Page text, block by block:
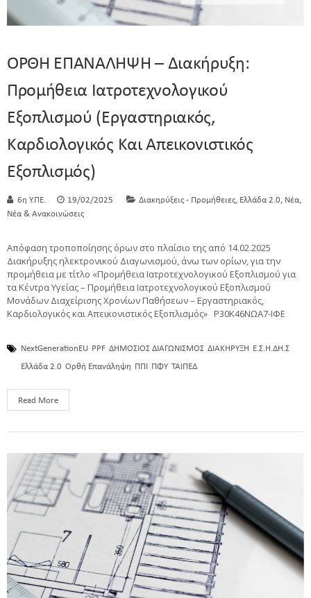
ΟΡΘΗ ΕΠΑΝΑΛΗΨΗ – Διακήρυξη:
Προμήθεια Ιατροτεχνολογικού
Εξοπλισμού (Εργαστηριακός,
Καρδιολογικός Και Απεικονιστικός
Εξοπλισμός)
6η Υ.ΠΕ. 19/02/2025 Διακηρύξεις - Προμήθειες, Ελλάδα 2.0, Νέα,
Νέα & Ανακοινώσεις
Απόφαση τροποποίησης όρων στο πλαίσιο της από 14.02.2025
Διακήρυξης ηλεκτρονικού Διαγωνισμού, άνω των ορίων, για την
προμήθεια με τίτλο «Προμήθεια Ιατροτεχνολογικού Εξοπλισμού για
τα Κέντρα Υγείας – Προμήθεια Ιατροτεχνολογικού Εξοπλισμού
Μονάδων Διαχείρισης Χρονίων Παθήσεων – Εργαστηριακός,
Καρδιολογικός και Απεικονιστικός Εξοπλισμός» Ρ30Κ46ΝΩΑ7-ΙΦΕ
NextGenerationEU PPF ΔΗΜΟΣΙΟΣ ΔΙΑΓΩΝΙΣΜΟΣ ΔΙΑΚΗΡΥΞΗ
Ε.Σ.Η.ΔΗ.Σ
Ελλάδα 2.0 Ορθή Επανάληψη ΠΠΙ ΠΦΥ ΤΑΙΠΕΔ
Read More